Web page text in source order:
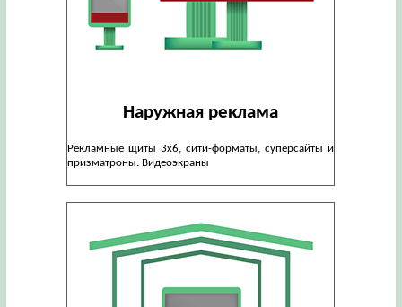
Наружная реклама
Рекламные щиты 3х6, сити-форматы, суперсайты и
призматроны. Видеоэкраны